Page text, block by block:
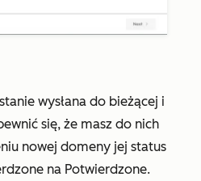
wysłana do bieżącej i
się, że masz do nich
nowej domeny jej status
na Potwierdzone.